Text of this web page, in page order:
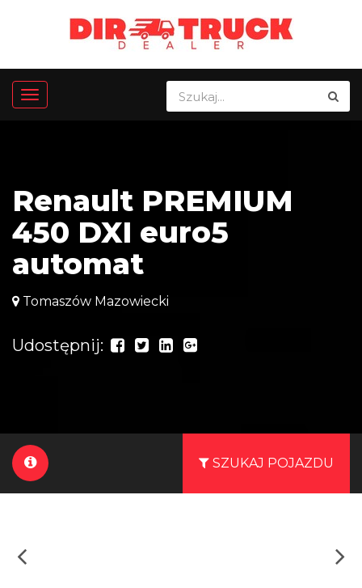
Renault PREMIUM
450 DXI euro5
automat
Tomaszów Mazowiecki
Udostępnij:
SZUKAJ POJAZDU